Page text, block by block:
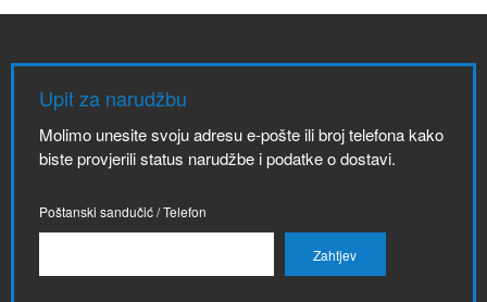
Upit za narudžbu
Molimo unesite svoju adresu e-pošte ili broj telefona kako
biste provjerili status narudžbe i podatke o dostavi.
Poštanski sandučić / Telefon